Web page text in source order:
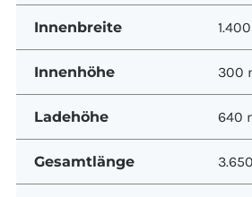
Innenbreite
Innenhöhe 300
Ladehöhe 640
Gesamtlänge